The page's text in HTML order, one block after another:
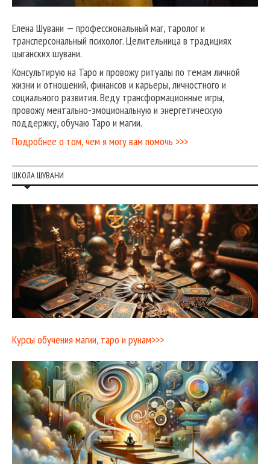
Елена Шувани — профессиональный маг, таролог и
трансперсональный психолог. Целительница в традициях
цыганских шувани.
Консультирую на Таро и провожу ритуалы по темам личной
жизни и отношений, финансов и карьеры, личностного и
социального развития. Веду трансформационные игры,
провожу ментально-эмоциональную и энергетическую
поддержку, обучаю Таро и магии.
Подробнее о том, чем я могу вам помочь >>>
ШКОЛА ШУВАНИ
Курсы обучения магии, таро и рунам>>>